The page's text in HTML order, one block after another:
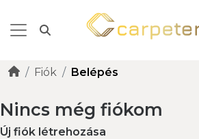
Fiók Belépés
Nincs még fiókom
Új fiók létrehozása